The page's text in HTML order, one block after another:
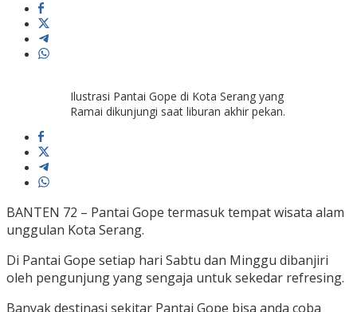
Ilustrasi Pantai Gope di Kota Serang yang
Ramai dikunjungi saat liburan akhir pekan.
BANTEN 72 – Pantai Gope termasuk tempat wisata alam
unggulan Kota Serang.
Di Pantai Gope setiap hari Sabtu dan Minggu dibanjiri
oleh pengunjung yang sengaja untuk sekedar refresing.
Banyak destinasi sekitar Pantai Gope bisa anda coba